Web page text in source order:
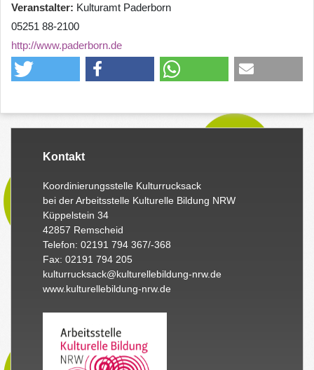
Veranstalter Kulturamt Paderborn
05251 88-2100
http://www.paderborn.de
Kontakt
Koordinierungsstelle Kulturrucksack
bei der Arbeitsstelle Kulturelle Bildung NRW
Küppelstein 34
42857 Remscheid
Telefon: 02191 794 367/-368
Fax: 02191 794 205
kulturrucksack@kulturellebildung-nrw.de
www.kulturellebildung-nrw.de